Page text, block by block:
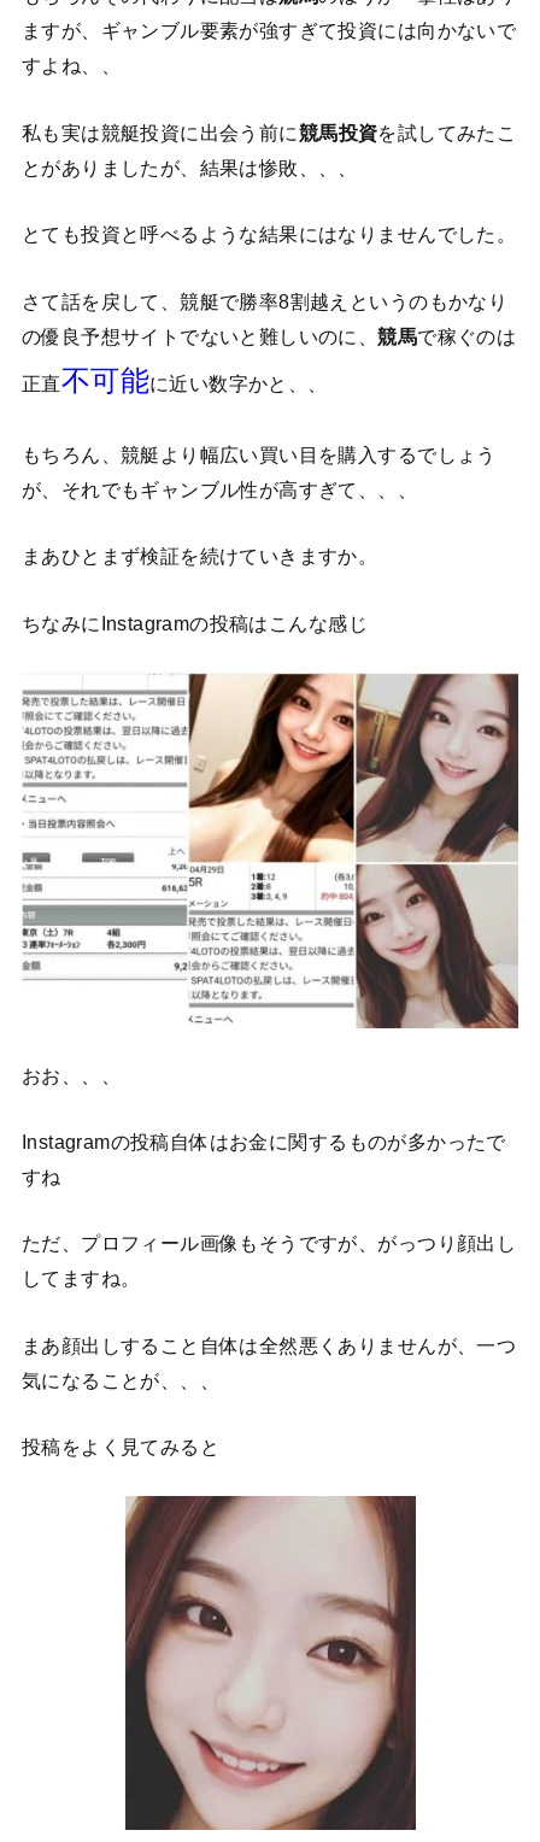
ますが、ギャンブル要素が強すぎて投資には向かないで
すよね、、
私も実は競艇投資に出会う前に競馬投資を試してみたこ
とがありましたが、結果は惨敗、、、
とても投資と呼べるような結果にはなりませんでした。
さて話を戻して、競艇で勝率8割越えというのもかなり
の優良予想サイトでないと難しいのに、競馬で稼ぐのは
正直不可能に近い数字かと、、
もちろん、競艇より幅広い買い目を購入するでしょう
が、それでもギャンブル性が高すぎて、、、
まあひとまず検証を続けていきますか。
ちなみにInstagramの投稿はこんな感じ
おお、、、
Instagramの投稿自体はお金に関するものが多かったで
すね
ただ、プロフィール画像もそうですが、がっつり顔出し
してますね。
まあ顔出しすること自体は全然悪くありませんが、一つ
気になることが、、、
投稿をよく見てみると